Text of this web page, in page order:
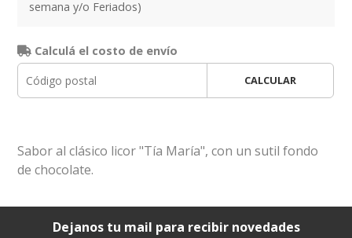
semana y/o Feriados)
Calculá el costo de envío
CALCULAR
Sabor al clásico licor "Tía María", con un sutil fondo
de chocolate.
Dejanos tu mail para recibir novedades